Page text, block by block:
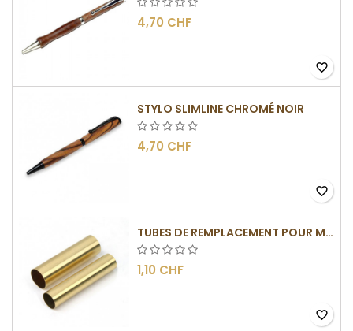
4,70 CHF
favorite_border
STYLO SLIMLINE CHROMÉ NOIR
4,70 CHF
favorite_border
TUBES DE REMPLACEMENT POUR MÉCANISMES SLIMLINE
1,10 CHF
favorite_border